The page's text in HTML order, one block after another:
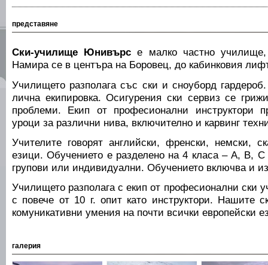
представяне
Ски-училище Юнивърс е малко частно
Намира се в центъра на Боровец, до кабинковия
Училището разполага със ски и сноуборд
лична екипировка. Осигурения ски сервиз се
проблеми. Екип от професионални инструктори
уроци за различни нива, включително и карвинг
Учителите говорят английски, френски, немски,
езици. Обучението е разделено на 4 класа – А, В,
групови или индивидуални. Обучението включва и
Училището разполага с екип от професионални ски
с повече от 10 г. опит като инструктори. Нашите
комуникативни умения на почти всички европейски
галерия